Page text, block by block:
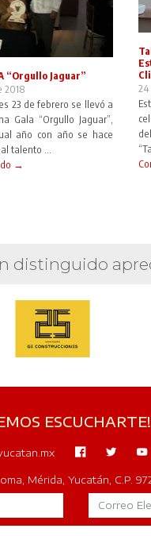
“Orgullo Jaguar”
2018
23 de febrero se llevó a
Gala “Orgullo Jaguar”,
año con año se hace
talento ...
→
distinguido
ESCUCHARTE!
Mérida, Yucatán, C.P.